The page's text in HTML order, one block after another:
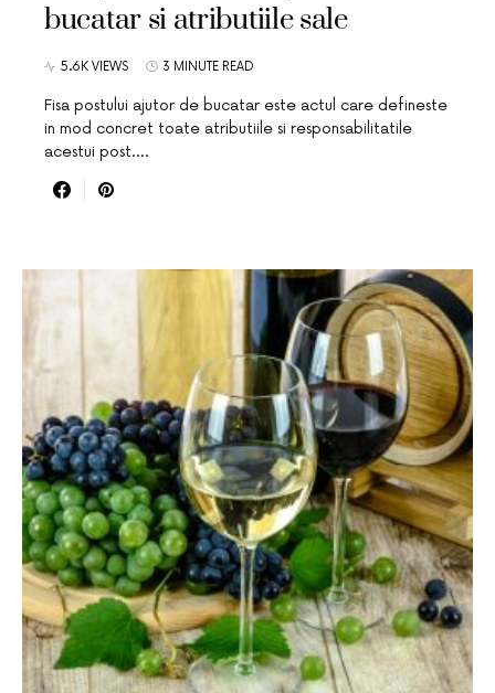
bucatar si atributiile sale
5.6K VIEWS 3 MINUTE READ
Fisa postului ajutor de bucatar este actul care defineste
in mod concret toate atributiile si responsabilitatile
acestui post.…